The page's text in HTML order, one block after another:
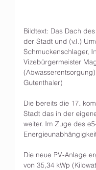
Bildtext: Das Dach
der Stadt und (v.l.)
Schmuckenschlager,
Vizebürgermeister
Gutenthaler)
Die bereits die 17.
Stadt das in der
weiter. Im Zuge des
Die neue PV-Anlage
von 35,34 kWp